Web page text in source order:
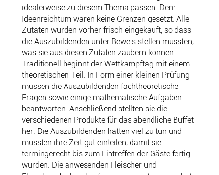
idealerweise zu diesem Thema passen. Dem
Ideenreichtum waren keine Grenzen gesetzt. Alle
Zutaten wurden vorher frisch eingekauft, so dass
die Auszubildenden unter Beweis stellen mussten,
was sie aus diesen Zutaten zaubern können.
Traditionell beginnt der Wettkampftag mit einem
theoretischen Teil. In Form einer kleinen Prüfung
müssen die Auszubildenden fachtheoretische
Fragen sowie einige mathematische Aufgaben
beantworten. Anschließend stellten sie die
verschiedenen Produkte für das abendliche Buffet
her. Die Auszubildenden hatten viel zu tun und
mussten ihre Zeit gut einteilen, damit sie
termingerecht bis zum Eintreffen der Gäste fertig
wurden. Die anwesenden Fleischer und